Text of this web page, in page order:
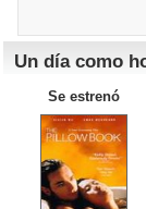
Un día como
Se estrenó